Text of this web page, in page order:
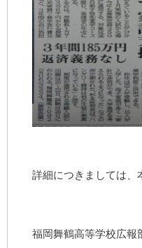
詳細につきましては、
福岡舞鶴高等学校広報